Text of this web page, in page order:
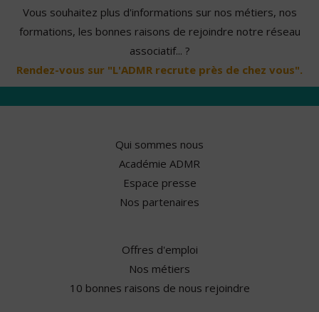
Vous souhaitez plus d'informations sur nos métiers, nos
formations, les bonnes raisons de rejoindre notre réseau
associatif... ?
Rendez-vous sur "L'ADMR recrute près de chez vous".
Qui sommes nous
Académie ADMR
Espace presse
Nos partenaires
Offres d'emploi
Nos métiers
10 bonnes raisons de nous rejoindre